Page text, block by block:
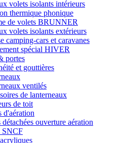
volets isolants intérieurs
thermique phonique
de volets BRUNNER
volets isolants extérieurs
camping-cars et caravanes
spécial HIVER
portes
et gouttières
ventilés
de lanterneaux
de toit
d'aération
détachées ouverture aération
SNCF